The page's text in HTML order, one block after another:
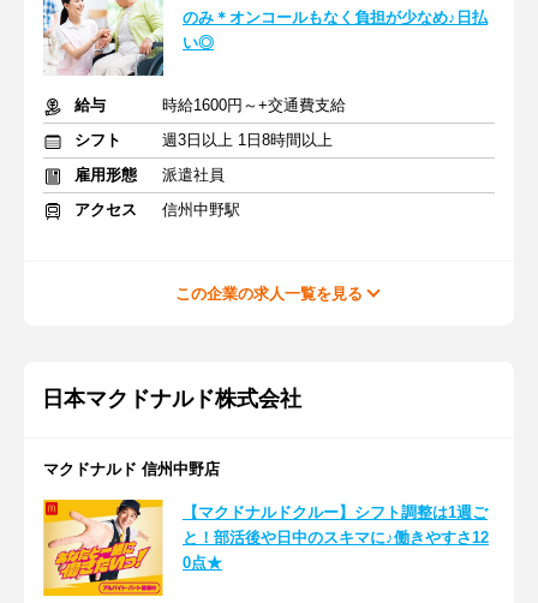
のみ＊オンコールもなく負担が少なめ♪日払
い◎
給与
時給1600円～+交通費支給
シフト
週3日以上 1日8時間以上
雇用形態
派遣社員
アクセス
信州中野駅
この企業の求人一覧を見る
日本マクドナルド株式会社
マクドナルド 信州中野店
【マクドナルドクルー】シフト調整は1週ご
と！部活後や日中のスキマに♪働きやすさ12
0点★